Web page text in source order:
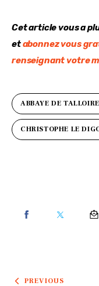
Cet article vous a
et abonnez vous
renseignant votre
ABBAYE DE
CHRISTOPHE LE
PREVIOUS